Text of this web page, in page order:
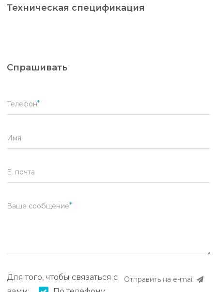
Техническая спецификация
Спрашивать
Телефон
Имя
E. почта
Ваше сообщение
Отправить на e-mail
Для того, чтобы связаться с